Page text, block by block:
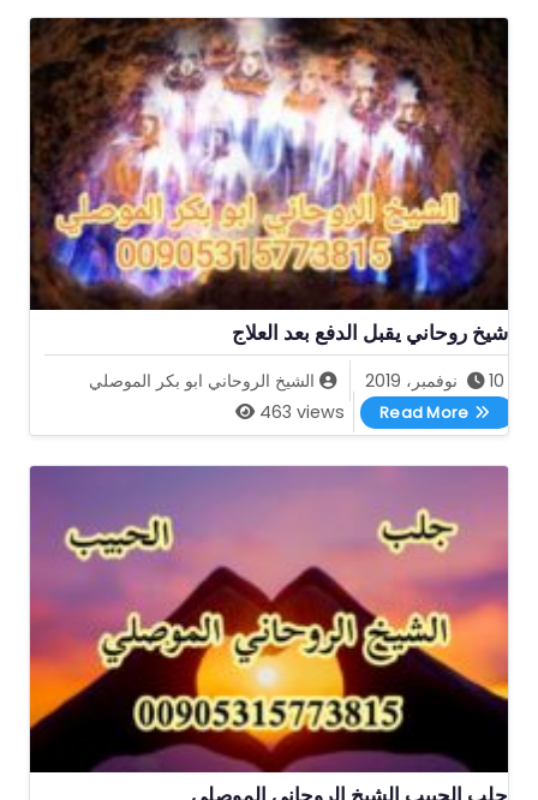
شيخ روحاني يقبل الدفع بعد العلاج
10 نوفمبر، 2019
الشيخ الروحاني ابو بكر الموصلي
463 views
Read More
شيخ روحاني يقبل الدفع بعد العلاج